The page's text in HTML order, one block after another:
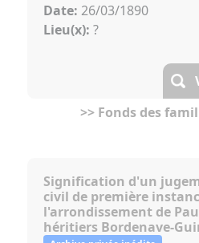
Date: 26/03/1890
Lieu(x): ?
>> Fonds des
Signification d'un
civil de première
l'arrondissement de
héritiers Bordenave-